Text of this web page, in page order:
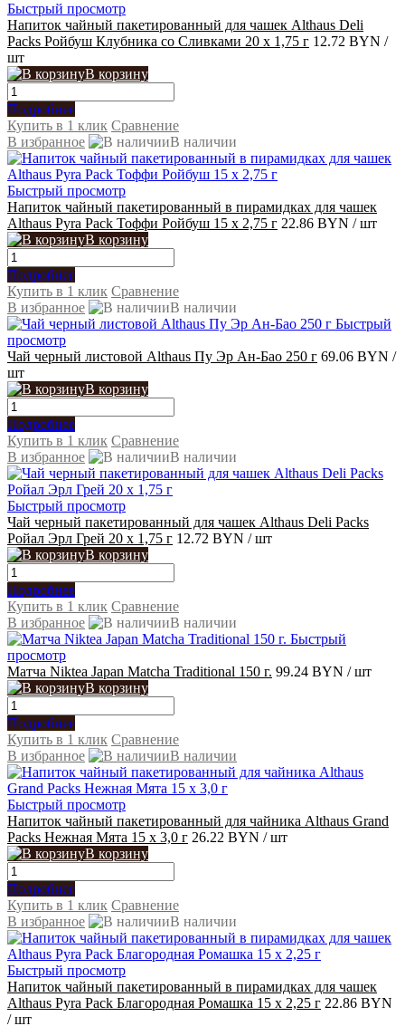
Быстрый просмотр
Напиток чайный пакетированный для чашек Althaus Deli
Packs Ройбуш Клубника со Сливками 20 x 1,75 г 12.72 BYN /
шт
В корзину
Подробнее
Купить в 1 клик Сравнение
В избранное
В наличии
Быстрый просмотр
Напиток чайный пакетированный в пирамидках для чашек
Althaus Pyra Pack Тоффи Ройбуш 15 x 2,75 г 22.86 BYN / шт
В корзину
Подробнее
Купить в 1 клик Сравнение
В избранное
В наличии
Быстрый
просмотр
Чай черный листовой Althaus Пу Эр Ан-Бао 250 г 69.06 BYN /
шт
В корзину
Подробнее
Купить в 1 клик Сравнение
В избранное
В наличии
Быстрый просмотр
Чай черный пакетированный для чашек Althaus Deli Packs
Ройал Эрл Грей 20 x 1,75 г 12.72 BYN / шт
В корзину
Подробнее
Купить в 1 клик Сравнение
В избранное
В наличии
Быстрый
просмотр
Матча Niktea Japan Matcha Traditional 150 г. 99.24 BYN / шт
В корзину
Подробнее
Купить в 1 клик Сравнение
В избранное
В наличии
Быстрый просмотр
Напиток чайный пакетированный для чайника Althaus Grand
Packs Нежная Мята 15 x 3,0 г 26.22 BYN / шт
В корзину
Подробнее
Купить в 1 клик Сравнение
В избранное
В наличии
Быстрый просмотр
Напиток чайный пакетированный в пирамидках для чашек
Althaus Pyra Pack Благородная Ромашка 15 x 2,25 г 22.86 BYN
/ шт